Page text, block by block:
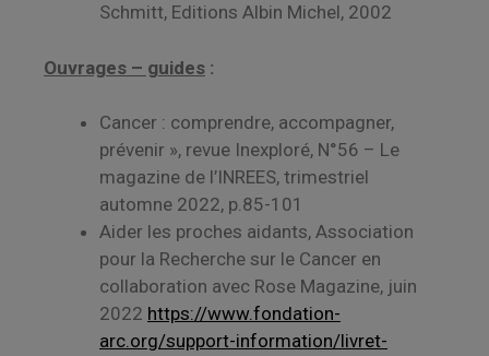
Schmitt, Editions Albin Michel, 2002
Ouvrages – guides :
Cancer : comprendre, accompagner,
prévenir », revue Inexploré, N°56 – Le
magazine de l’INREES, trimestriel
automne 2022, p.85-101
Aider les proches aidants, Association
pour la Recherche sur le Cancer en
collaboration avec Rose Magazine, juin
2022 https://www.fondation-
arc.org/support-information/livret-